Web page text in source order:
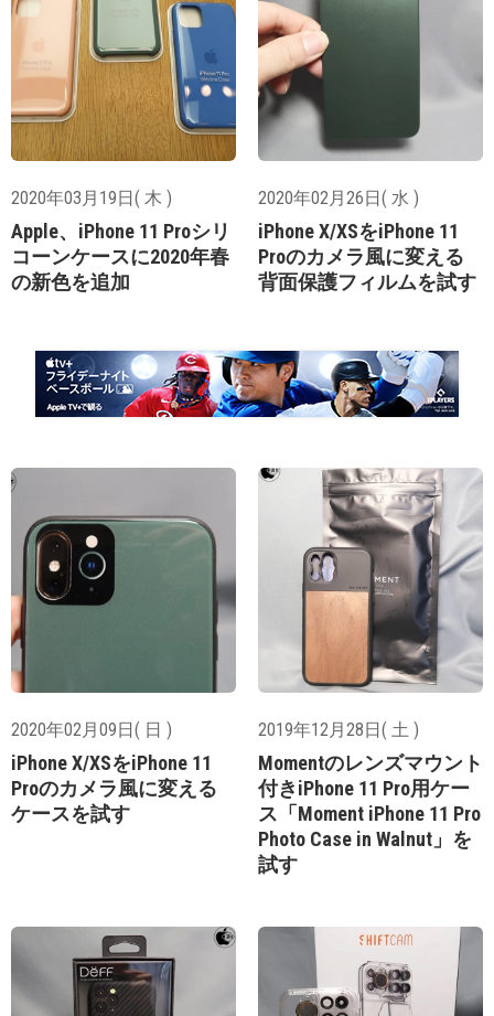
2020年03月19日( 木 )
Apple、iPhone 11 Proシリ
コーンケースに2020年春
の新色を追加
2020年02月26日( 水 )
iPhone X/XSをiPhone 11
Proのカメラ風に変える
背面保護フィルムを試す
2020年02月09日( 日 )
iPhone X/XSをiPhone 11
Proのカメラ風に変える
ケースを試す
2019年12月28日( 土 )
Momentのレンズマウント
付きiPhone 11 Pro用ケー
ス「Moment iPhone 11 Pro
Photo Case in Walnut」を
試す